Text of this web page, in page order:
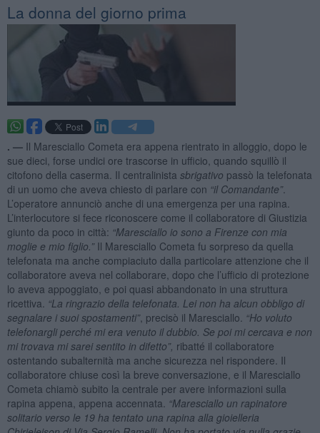
​La donna del giorno prima
. — Il Maresciallo Cometa era appena rientrato in alloggio, dopo le
sue dieci, forse undici ore trascorse in ufficio, quando squillò il
citofono della caserma. Il centralinista sbrigativo passò la telefonata
di un uomo che aveva chiesto di parlare con “il Comandante”.
L’operatore annunciò anche di una emergenza per una rapina.
L’interlocutore si fece riconoscere come il collaboratore di Giustizia
giunto da poco in città: “Maresciallo io sono a Firenze con mia
moglie e mio figlio.”Il Maresciallo Cometa fu sorpreso da quella
telefonata ma anche compiaciuto dalla particolare attenzione che il
collaboratore aveva nel collaborare, dopo che l’ufficio di protezione
lo aveva appoggiato, e poi quasi abbandonato in una struttura
ricettiva. “La ringrazio della telefonata. Lei non ha alcun obbligo di
segnalare i suoi spostamenti”, precisò il Maresciallo. “Ho voluto
telefonargli perché mi era venuto il dubbio. Se poi mi cercava e non
mi trovava mi sarei sentito in difetto”, ribatté il collaboratore
ostentando subalternità ma anche sicurezza nel rispondere. Il
collaboratore chiuse così la breve conversazione, e il Maresciallo
Cometa chiamò subito la centrale per avere informazioni sulla
rapina appena, appena accennata. “Maresciallo un rapinatore
solitario verso le 19 ha tentato una rapina alla gioielleria